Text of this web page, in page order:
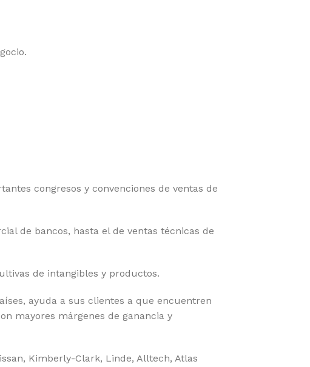
congresos y convenciones de ventas de
de bancos, hasta el de ventas técnicas de
de intangibles y productos.
ayuda a sus clientes a que encuentren
mayores márgenes de ganancia y
Kimberly-Clark, Linde, Alltech, Atlas